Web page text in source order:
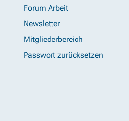
Forum Arbeit
Newsletter
Mitgliederbereich
Passwort zurücksetzen